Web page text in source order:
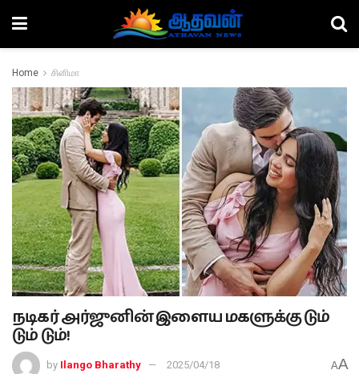
Home சினிமா
நடிகர் அர்ஜுனின் இளைய மகளுக்கு டும்
டும் டும்!
by Ilango Bharathy 2025/04/18 AA